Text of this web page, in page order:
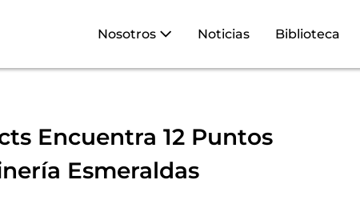
Nosotros Noticias Biblioteca
Encuentra 12 Puntos
Esmeraldas